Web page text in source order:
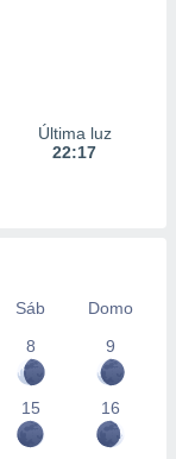
Última luz
22:17
Sáb
Domo
8
9
15 16